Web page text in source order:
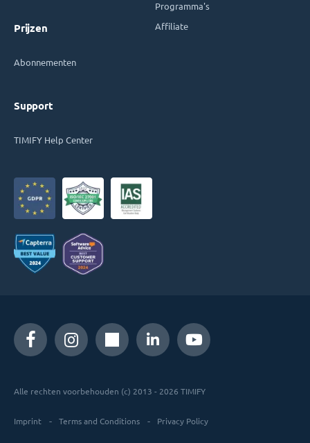
Prijzen
Abonnementen
Support
TIMIFY Help Center
Programma's
Affiliate
Alle rechten voorbehouden (c) 2013 - 2026 TIMIFY
Imprint Terms and Conditions Privacy Policy